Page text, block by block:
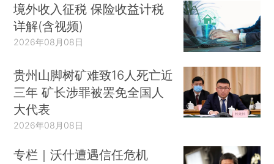
境外收入征税 保险收益计税
详解(含视频)
2026年08月08日
贵州山脚树矿难致16人死亡近
三年 矿长涉罪被罢免全国人
大代表
2026年08月08日
专栏｜沃什遭遇信任危机